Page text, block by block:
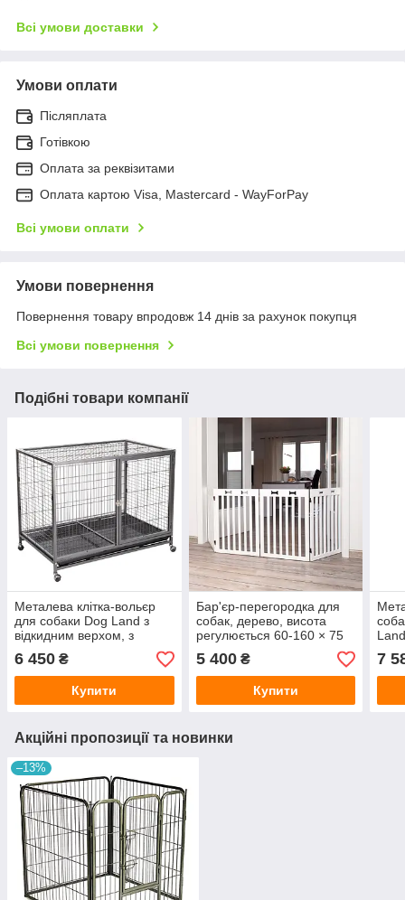
Всі умови доставки
Умови оплати
Післяплата
Готівкою
Оплата за реквізитами
Оплата картою Visa, Mastercard - WayForPay
Всі умови оплати
Умови повернення
Повернення товару впродовж 14 днів за рахунок покупця
Всі умови повернення
Подібні товари компанії
Металева клітка-вольєр
для собаки Dog Land з
відкидним верхом, з
піддоном
6 450 ₴
Купити
Бар'єр-перегородка для
собак, дерево, висота
регулюється 60-160 × 75
см
5 400₴
Купити
7
Акційні пропозиції та новинки
–13%